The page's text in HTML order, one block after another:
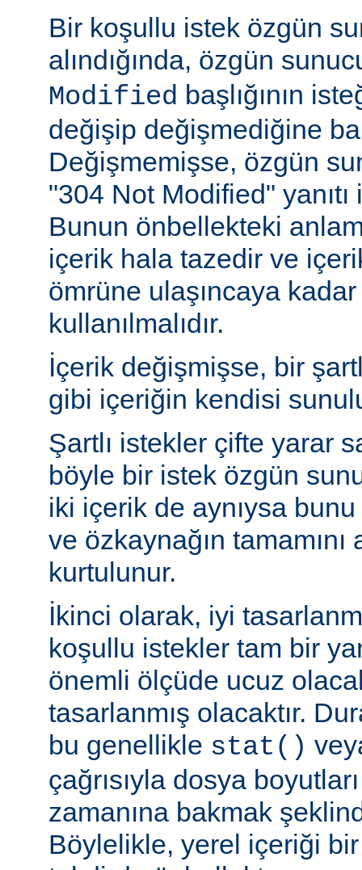
Bir koşullu istek özgün
alındığında, özgün
Modified başlığının
değişip değişmediğine
Değişmemişse, özgün
"304 Not Modified"
Bunun önbellekteki
içerik hala tazedir ve
ömrüne ulaşıncaya
kullanılmalıdır.
İçerik değişmişse, bir
gibi içeriğin kendisi
Şartlı istekler çifte yarar
böyle bir istek özgün
iki içerik de aynıysa
ve özkaynağın
kurtulunur.
İkinci olarak, iyi
koşullu istekler tam bir
önemli ölçüde ucuz
tasarlanmış olacaktır.
bu genellikle stat()
çağrısıyla dosya
zamanına bakmak
Böylelikle, yerel içeriği bir